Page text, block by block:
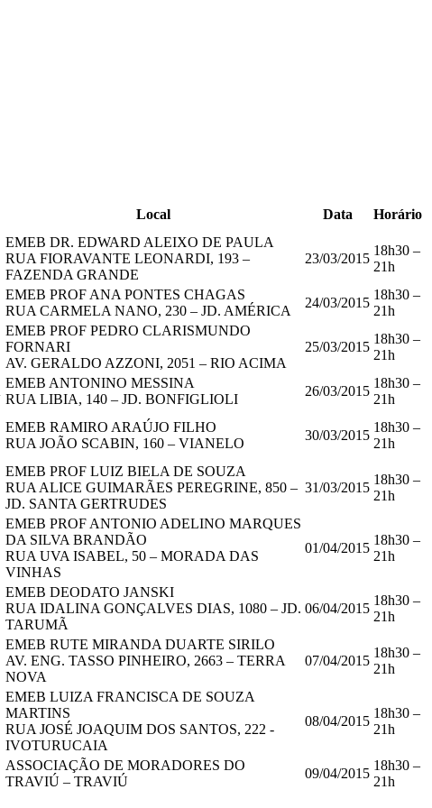
Local Data Horário
EMEB DR. EDWARD ALEIXO DE PAULA
RUA FIORAVANTE LEONARDI, 193 –
FAZENDA GRANDE
23/03/2015
18h30 –
21h
EMEB PROF ANA PONTES CHAGAS
RUA CARMELA NANO, 230 – JD. AMÉRICA
24/03/2015
18h30 –
21h
EMEB PROF PEDRO CLARISMUNDO
FORNARI
AV. GERALDO AZZONI, 2051 – RIO ACIMA
25/03/2015
18h30 –
21h
EMEB ANTONINO MESSINA
RUA LIBIA, 140 – JD. BONFIGLIOLI
26/03/2015
18h30 –
21h
EMEB RAMIRO ARAÚJO FILHO
RUA JOÃO SCABIN, 160 – VIANELO
30/03/2015
18h30 –
21h
EMEB PROF LUIZ BIELA DE SOUZA
RUA ALICE GUIMARÃES PEREGRINE, 850 –
JD. SANTA GERTRUDES
31/03/2015
18h30 –
21h
EMEB PROF ANTONIO ADELINO MARQUES
DA SILVA BRANDÃO
RUA UVA ISABEL, 50 – MORADA DAS
VINHAS
01/04/2015
18h30 –
21h
EMEB DEODATO JANSKI
RUA IDALINA GONÇALVES DIAS, 1080 – JD.
TARUMÃ
06/04/2015
18h30 –
21h
EMEB RUTE MIRANDA DUARTE SIRILO
AV. ENG. TASSO PINHEIRO, 2663 – TERRA
NOVA
07/04/2015
18h30 –
21h
EMEB LUIZA FRANCISCA DE SOUZA
MARTINS
RUA JOSÉ JOAQUIM DOS SANTOS, 222 -
IVOTURUCAIA
08/04/2015
18h30 –
21h
ASSOCIAÇÃO DE MORADORES DO
TRAVIÚ – TRAVIÚ
09/04/2015
18h30 –
21h